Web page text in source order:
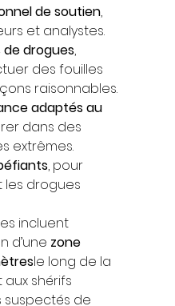
de soutien,
et analystes.
drogues,
des fouilles
raisonnables.
adaptés au
dans des
extrêmes.
, pour
drogues
incluent
d’une zone
le long de la
shérifs
suspectés de